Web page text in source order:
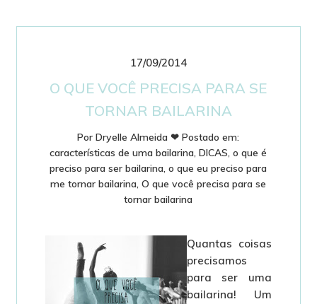
17/09/2014
O QUE VOCÊ PRECISA PARA SE
TORNAR BAILARINA
PorDryelle Almeida ❤Postado em:
características de uma bailarina,DICAS,o que é
preciso para ser bailarina,o que eu preciso para
me tornar bailarina,O que você precisa para se
tornar bailarina
Quantas coisas
precisamos
para ser uma
bailarina! Um